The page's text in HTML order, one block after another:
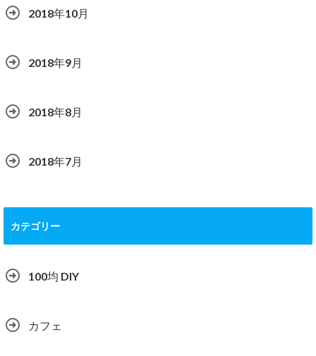
2018年10月
2018年9月
2018年8月
2018年7月
カテゴリー
100均 DIY
カフェ